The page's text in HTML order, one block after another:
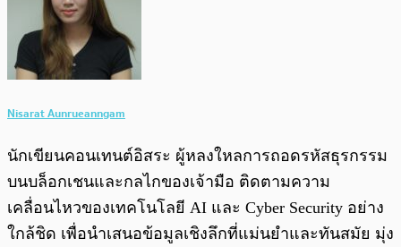
Nisarat Aunrueanngam
นักเขียนคอนเทนต์อิสระ ผู้หลงใหลการถอดรหัสธุรกรรม
บนบล็อกเชนและกลไกของเจ้ามือ ติดตามความ
เคลื่อนไหวของเทคโนโลยี AI และ Cyber Security อย่าง
ใกล้ชิด เพื่อนำเสนอข้อมูลเชิงลึกที่แม่นยำและทันสมัย มุ่ง